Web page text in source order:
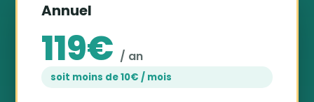
Annuel
119€ / an
soit moins de 10€ / mois